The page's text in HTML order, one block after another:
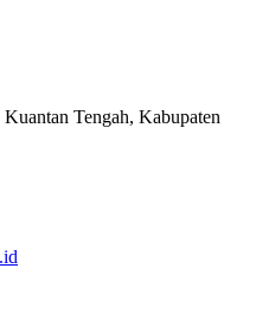
Tengah, Kabupaten